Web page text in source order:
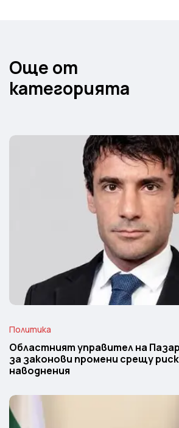
Още от
категорията
Политика
Областният управител на
за законови промени срещу
наводнения